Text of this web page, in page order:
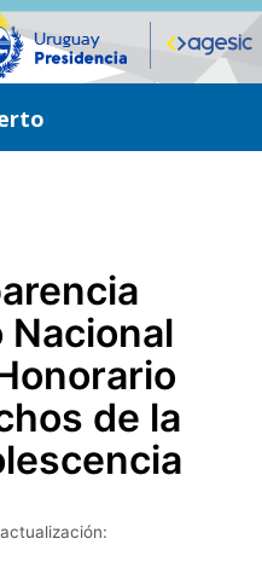
Nacional
de la